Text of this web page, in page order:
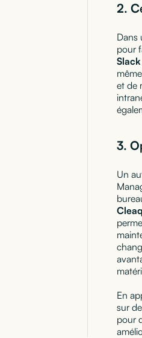
2.
Dans
pour
Slack
et de
3.
Un
Cleaq
En
sur
pour